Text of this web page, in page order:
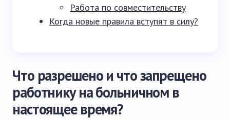
Работа по совместительству
Когда новые правила вступят в силу?
Что разрешено и что запрещено
работнику на больничном в
настоящее время?